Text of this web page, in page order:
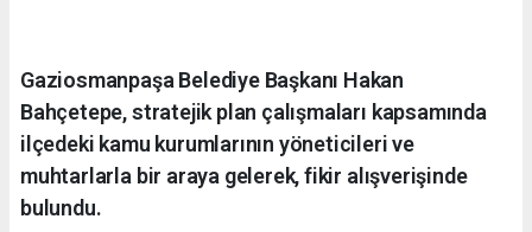
Gaziosmanpaşa Belediye Başkanı Hakan
Bahçetepe, stratejik plan çalışmaları kapsamında
ilçedeki kamu kurumlarının yöneticileri ve
muhtarlarla bir araya gelerek, fikir alışverişinde
bulundu.